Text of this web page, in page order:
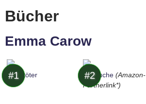
Bücher
Emma Carow
#1 #2
Neuntöter Blutbuche (Amazon-
Partnerlink*)